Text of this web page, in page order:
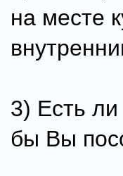
на месте
3) Есть
бы Вы